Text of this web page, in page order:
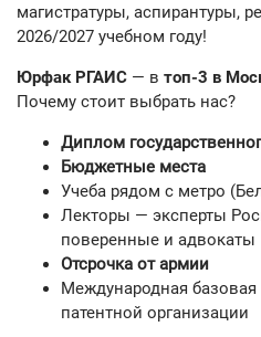
магистратуры, аспирантуры,
2026/2027 учебном году!
Юрфак РГАИС — в топ-3 в
Почему стоит выбрать нас?
Диплом
Бюджетные места
Учеба рядом с метро
Лекторы — эксперты
поверенные и адвокаты
Отсрочка от армии
Международная
патентной организации